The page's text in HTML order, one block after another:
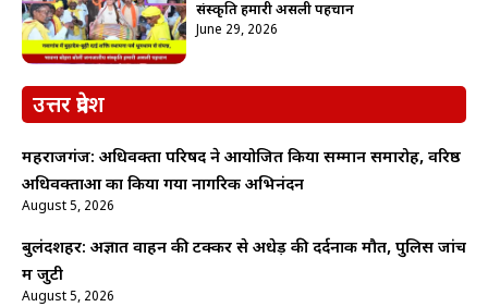
संस्कृति हमारी असली पहचान
June 29, 2026
उत्तर प्रदेश
महराजगंज: अधिवक्ता परिषद ने आयोजित किया सम्मान समारोह, वरिष्ठ
अधिवक्ताओं का किया गया नागरिक अभिनंदन
August 5, 2026
बुलंदशहर: अज्ञात वाहन की टक्कर से अधेड़ की दर्दनाक मौत, पुलिस जांच
में जुटी
August 5, 2026